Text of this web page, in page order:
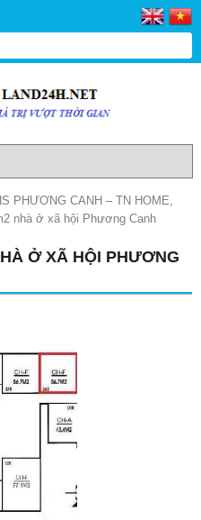
PHƯƠNG CANH – TN HOME,
nhà ở xã hội Phương Canh
Ở XÃ HỘI PHƯƠNG